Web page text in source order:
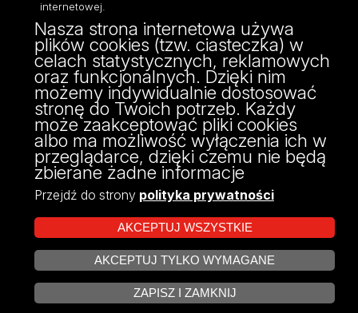
ul. Narutowicza 68, 90-136 Łódź
NIP: 724 000 32 43
Adres do doręczeń elektronicznych (ADE):
AE:PL-74796-17640-IHHIV-17
KONTAKT
Projekt Multiportalu UŁ współfinansowany z funduszy Unii Europejskiej w
ramach konkursu NCBR
internetowej.
Nasza strona internetowa używa
plików cookies (tzw. ciasteczka) w
celach statystycznych, reklamowych
oraz funkcjonalnych. Dzięki nim
możemy indywidualnie dostosować
stronę do Twoich potrzeb. Każdy
może zaakceptować pliki cookies
albo ma możliwość wyłączenia ich w
przeglądarce, dzięki czemu nie będą
zbierane żadne informacje
Przejdź do strony polityka prywatności
AKCEPTUJ WSZYSTKIE
AKCEPTUJ TYLKO WYMAGANE
ZAPISZ I ZAMKNIJ
ZARZĄDZAJ COOKIES